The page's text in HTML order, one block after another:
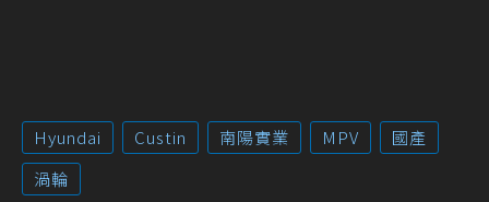
Hyundai Custin 南陽實業 MPV
國產
渦輪